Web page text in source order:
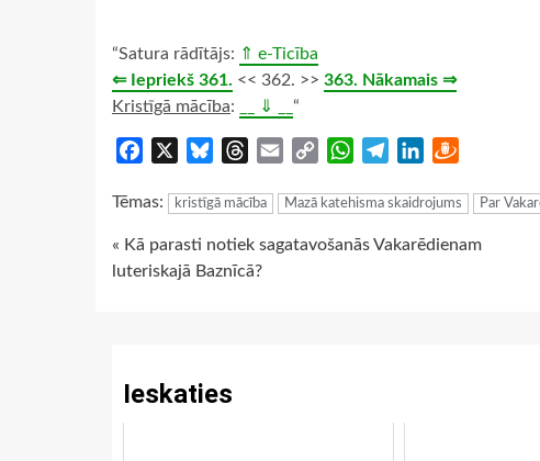
“Satura rādītājs: ⇑ e-Ticība
⇐ Iepriekš 361. << 362. >> 363. Nākamais ⇒
Kristīgā mācība: __ ⇓ __ “
Facebook BlueskyThreads
Email
Copy
WhatsApp
TelegramLinkedIn
Tēmas: kristīgā mācība Mazā katehisma skaidrojums Par
Continue
« Kā parasti notiek sagatavošanās Vakarēdienam
luteriskajā Baznīcā?
Ieskaties